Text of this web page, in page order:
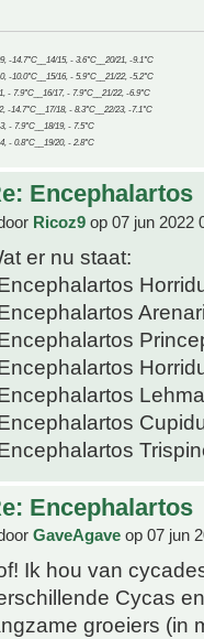
-14.7°C__14/15, - 3.6°C__20/21, -9.1°C
-10.0°C__15/16, - 5.9°C__21/22, -5.2°C
- 7.9°C__16/17, - 7.9°C__21/22, -6.9°C
-14.7°C__17/18, - 8.3°C__22/23, -7.1°C
- 7.9°C__18/19, - 7.5°C
- 0.8°C__19/20, - 2.8°C
Encephalartos
Ricoz9 op 07 jun 2022
er nu staat:
Encephalartos
GaveAgave op 07 jun
Ik hou van
Cycas
groeiers (in